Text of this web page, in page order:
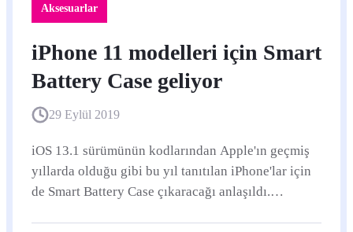
Aksesuarlar
iPhone 11 modelleri için Smart
Battery Case geliyor
29 Eylül 2019
iOS 13.1 sürümünün kodlarından Apple'ın geçmiş
yıllarda olduğu gibi bu yıl tanıtılan iPhone'lar için
de Smart Battery Case çıkaracağı anlaşıldı.